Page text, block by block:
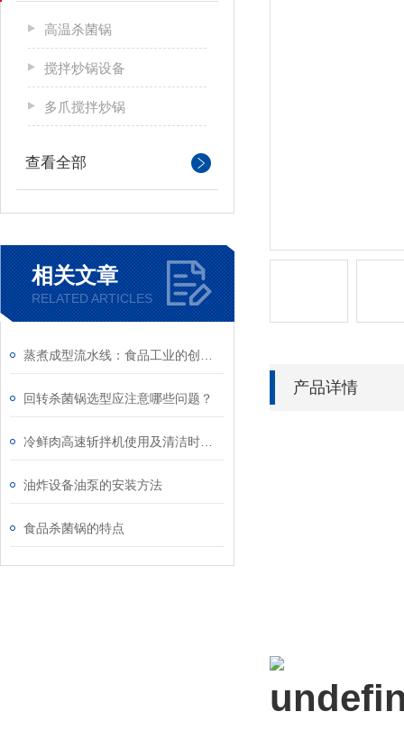
高温杀菌锅
搅拌炒锅设备
多爪搅拌炒锅
查看全部
相关文章
RELATED ARTICLES
回转杀菌锅选型应注意哪些问题？
油炸设备油泵的安装方法
食品杀菌锅的特点
产品详情